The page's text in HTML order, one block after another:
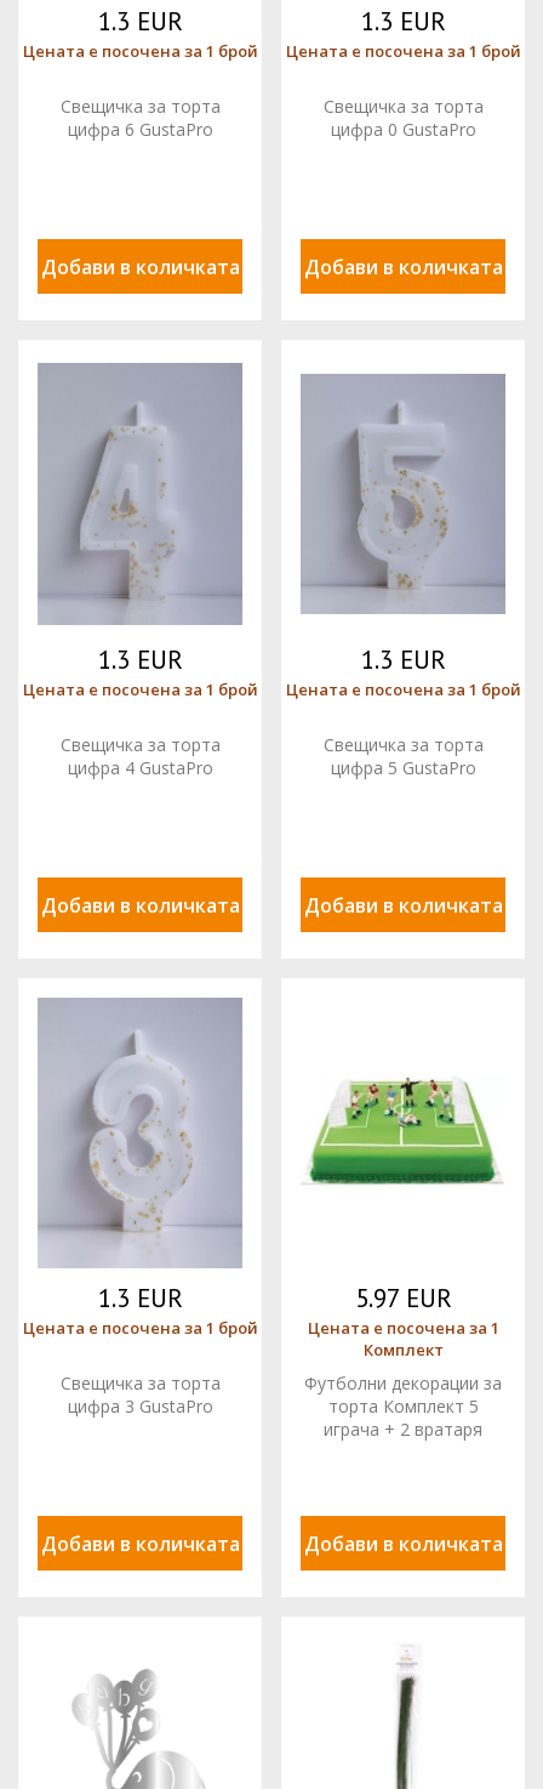
1.3 EUR
Цената е посочена за 1 брой
Свещичка за торта
цифра 6 GustaPro
Добави в количката
1.3 EUR
Цената е посочена за 1 брой
Свещичка за торта
цифра 0 GustaPro
Добави в количката
1.3 EUR
Цената е посочена за 1 брой
Свещичка за торта
цифра 4 GustaPro
Добави в количката
1.3 EUR
Цената е посочена за 1 брой
Свещичка за торта
цифра 5 GustaPro
Добави в количката
1.3 EUR
Цената е посочена за 1 брой
Свещичка за торта
цифра 3 GustaPro
Добави в количката
5.97 EUR
Цената е посочена за 1
Комплект
Футболни декорации за
торта Комплект 5
играча + 2 вратаря
Добави в количката